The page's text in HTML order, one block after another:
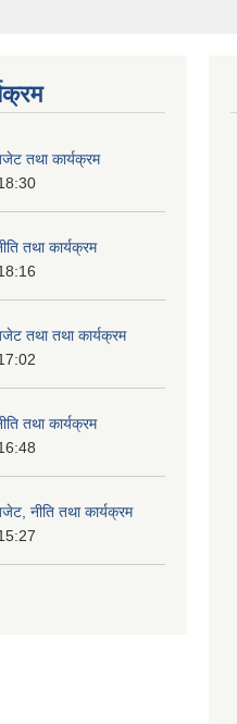
तथा कार्यक्रम
तथा कार्यक्रम
तथा तथा कार्यक्रम
तथा कार्यक्रम
नीति तथा कार्यक्रम